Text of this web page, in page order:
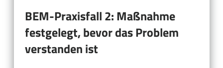
BEM-Praxisfall 2: Maßnahme
festgelegt, bevor das Problem
verstanden ist